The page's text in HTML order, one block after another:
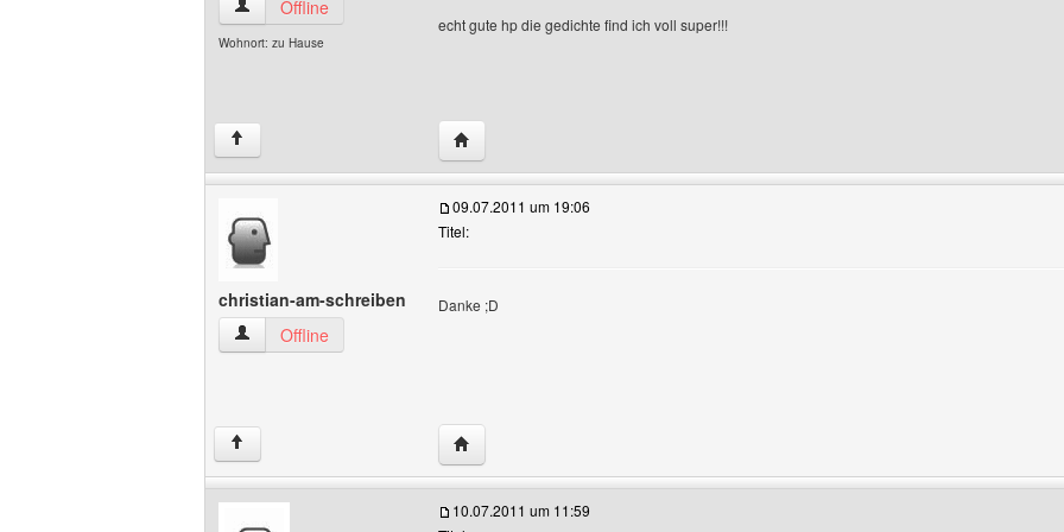
youre-music Benutzer-Profile anzeigen
Offline
Wohnort: zu Hause
echt gute hp die gedichte find ich voll super!!!
↑ Website dieses Benutzers besuchen: youre-music
christian-am-schreiben
christian-am-schreiben Benutzer-Profile anzeigen
Offline
09.07.2011 um 19:06
Titel:
Danke ;D
↑ Website dieses Benutzers besuchen: christian-am-schreiben
10.07.2011 um 11:59